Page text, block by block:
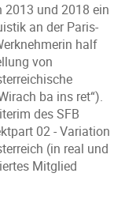
2013 und 2018 ein
an der Paris-
half
von
ba ins ret“).
des SFB
02 - Variation
(in real und
Mitglied